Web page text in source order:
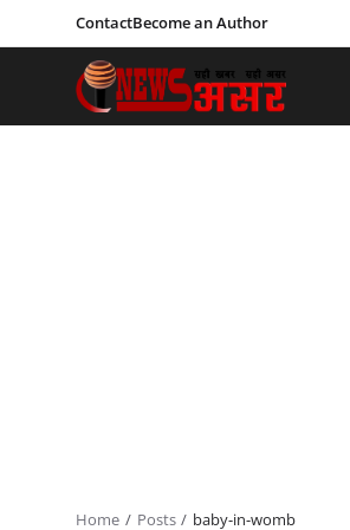
ContactBecome an Author
Home Posts baby-in-womb